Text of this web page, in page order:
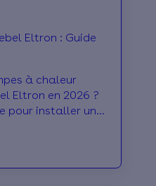
Eltron : Guide
à chaleur
Eltron en 2026 ?
pour installer une